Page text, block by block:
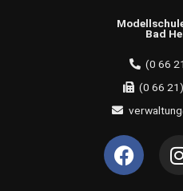
Bad
(0 66
(0 66
F
a
I